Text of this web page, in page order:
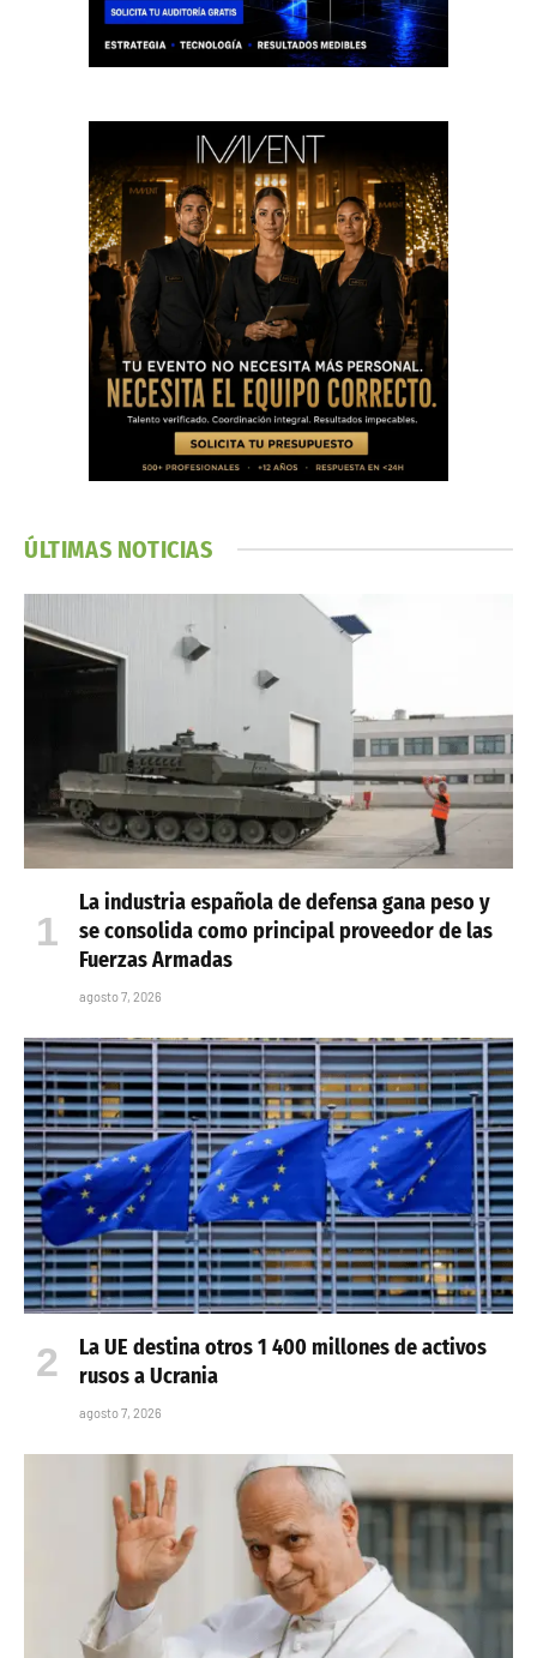
ÚLTIMAS NOTICIAS
La industria española de defensa gana peso y
se consolida como principal proveedor de las
Fuerzas Armadas
agosto 7, 2026
La UE destina otros 1 400 millones de activos
rusos a Ucrania
agosto 7, 2026